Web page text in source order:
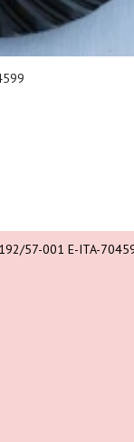
192/57-001 E-ITA-